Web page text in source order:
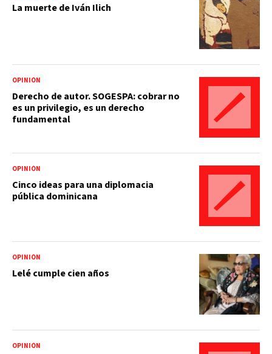
La muerte de Iván Ilich
OPINIÓN
Derecho de autor. SOGESPA: cobrar no
es un privilegio, es un derecho
fundamental
OPINIÓN
Cinco ideas para una diplomacia
pública dominicana
OPINIÓN
Lelé cumple cien años
OPINIÓN